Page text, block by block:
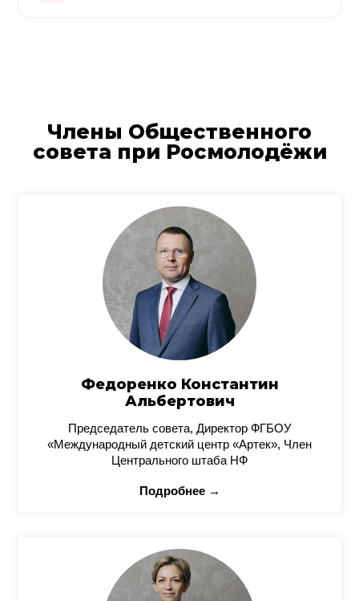
Члены Общественного
совета при Росмолодёжи
Федоренко Константин
Альбертович
Председатель совета, Директор ФГБОУ
«Международный детский центр «Артек», Член
Центрального штаба НФ
Подробнее →